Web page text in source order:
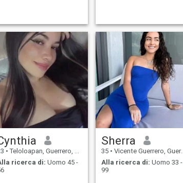
• Teloloapan, Guerrero, Messico
ricerca di: Uomo 45 -
Sherra
35 • Vicente Guerrero, Guerrero, Messico
Alla ricerca di: Uomo 33 -
99